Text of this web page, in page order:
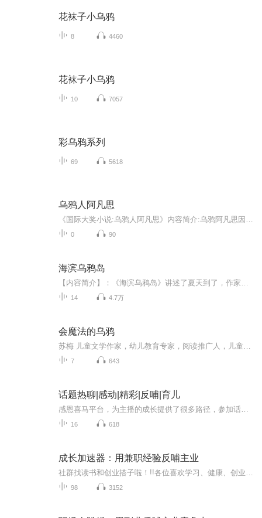
花袜子小乌鸦
8 4460
花袜子小乌鸦
10 7057
彩乌鸦系列
69 5618
乌鸦人阿凡思
0 90
海滨乌鸦岛
14 4.7万
会魔法的乌鸦
7 643
话题热聊|感动|精彩|反哺|育儿
16 618
成长加速器：用兼职经验反哺主业
98 3152